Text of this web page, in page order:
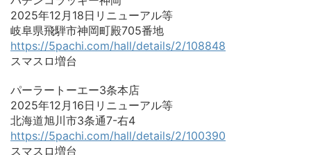
2025年12月18日リニューアル等
岐阜県飛騨市神岡町殿705番地
https://5pachi.com/hall/details/2/108848
スマスロ増台
パーラートーエー3条本店
2025年12月16日リニューアル等
北海道旭川市3条通7-右4
https://5pachi.com/hall/details/2/100390
スマスロ増台